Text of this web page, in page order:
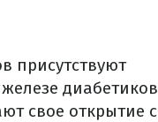
присутствуют
диабетиков
свое открытие с